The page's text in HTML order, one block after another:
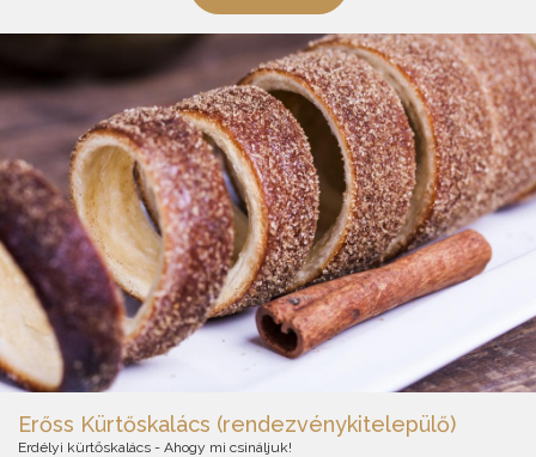
Erőss Kürtőskalács (rendezvénykitelepülő)
Erdélyi kürtőskalács - Ahogy mi csináljuk!